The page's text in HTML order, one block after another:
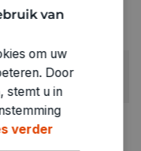
van
om uw
Door
stemt u in
verder